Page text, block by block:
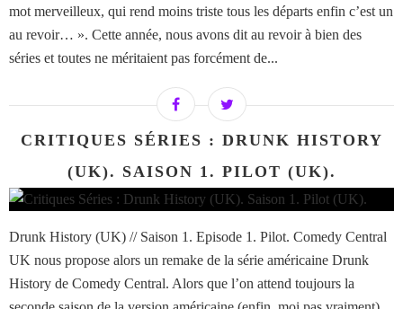
mot merveilleux, qui rend moins triste tous les départs enfin c’est un
au revoir… ». Cette année, nous avons dit au revoir à bien des
séries et toutes ne méritaient pas forcément de...
CRITIQUES SÉRIES : DRUNK HISTORY
(UK). SAISON 1. PILOT (UK).
Drunk History (UK) // Saison 1. Episode 1. Pilot. Comedy Central
UK nous propose alors un remake de la série américaine Drunk
History de Comedy Central. Alors que l’on attend toujours la